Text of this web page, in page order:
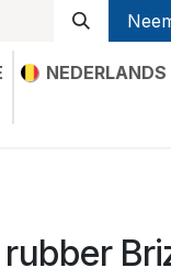
NEDERLANDS